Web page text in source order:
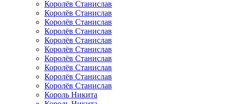
Королёв Станислав
Королёв Станислав
Королёв Станислав
Королёв Станислав
Королёв Станислав
Королёв Станислав
Королёв Станислав
Королёв Станислав
Королёв Станислав
Королёв Станислав
Король Никита